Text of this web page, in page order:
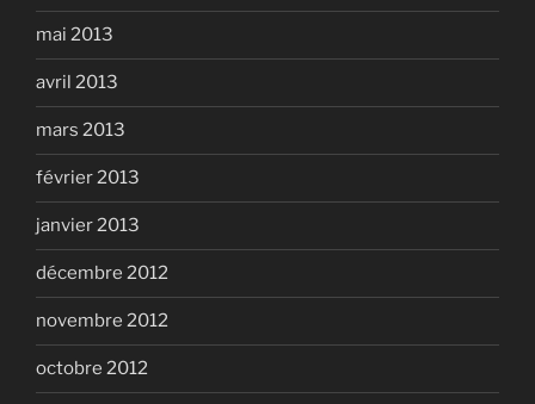
mai 2013
avril 2013
mars 2013
février 2013
janvier 2013
décembre 2012
novembre 2012
octobre 2012